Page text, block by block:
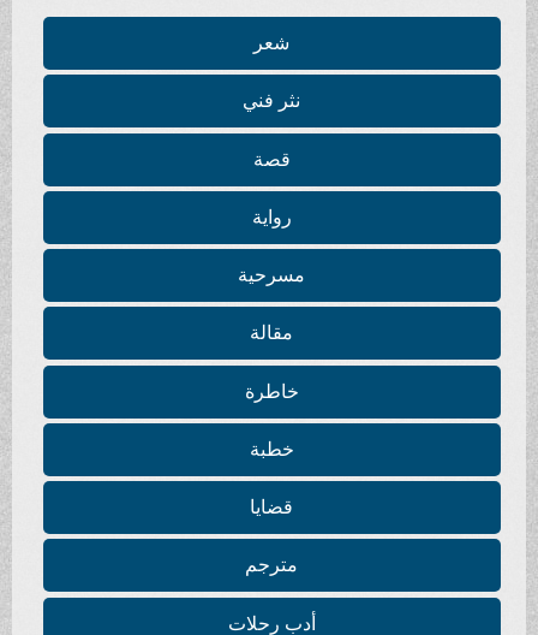
شعر
نثر فني
قصة
رواية
مسرحية
مقالة
خاطرة
خطبة
قضايا
مترجم
أدب رحلات